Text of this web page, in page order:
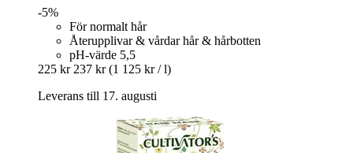
-5%
För normalt hår
Återupplivar & vårdar hår & hårbotten
pH-värde 5,5
225 kr 237 kr (1 125 kr / l)
Leverans till 17. augusti